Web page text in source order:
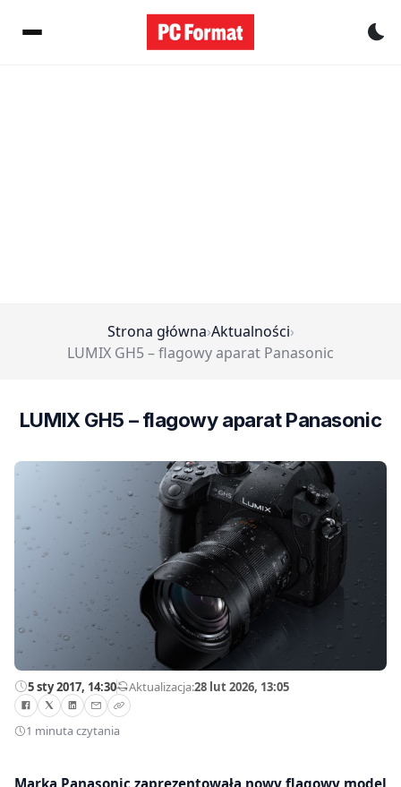
Strona główna›Aktualności›
LUMIX GH5 – flagowy aparat Panasonic
LUMIX GH5 – flagowy aparat Panasonic
5 sty 2017, 14:30—Aktualizacja:28 lut 2026, 13:05
1 minuta czytania
Marka Panasonic zaprezentowała nowy flagowy model